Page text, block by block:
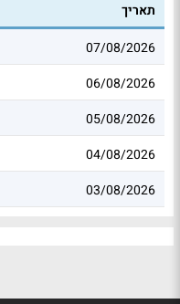
תאריך
07/08/2026
06/08/2026
05/08/2026
04/08/2026
03/08/2026